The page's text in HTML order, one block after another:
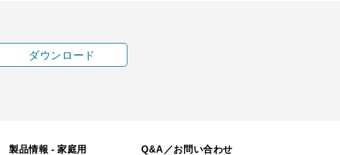
ダウンロード
製品情報 - 家庭用 Q&A／お問い合わせ